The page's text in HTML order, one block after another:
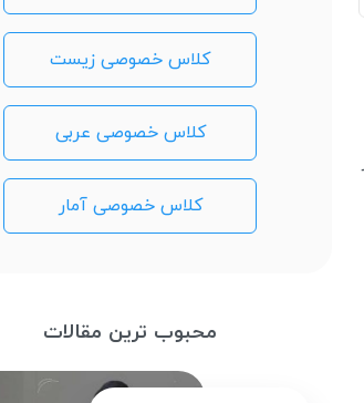
کلاس خصوصی زیست
کلاس خصوصی عربی
کلاس خصوصی آمار
محبوب ترین مقالات